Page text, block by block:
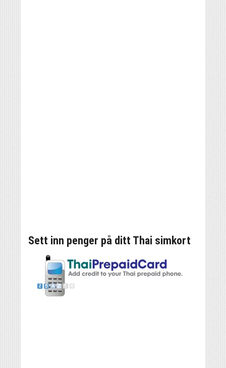
Sett inn penger på ditt Thai simkort